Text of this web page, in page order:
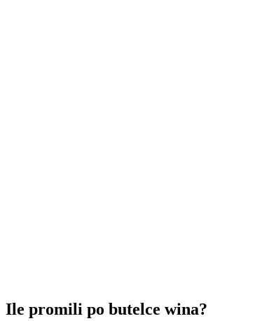
Ile promili po butelce wina?